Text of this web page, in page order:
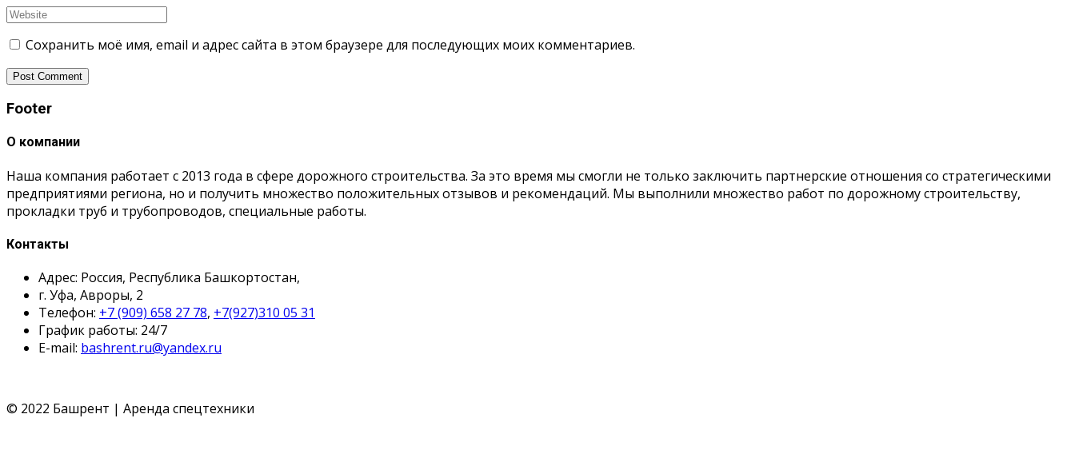
Сохранить моё имя, email и адрес сайта в этом браузере для последующих моих комментариев.
Footer
О компании
Наша компания работает с 2013 года в сфере дорожного строительства. За это время мы смогли не только заключить партнерские отношения со стратегическими
предприятиями региона, но и получить множество положительных отзывов и рекомендаций. Мы выполнили множество работ по дорожному строительству,
прокладки труб и трубопроводов, специальные работы.
Контакты
Адрес: Россия, Республика Башкортостан,
г. Уфа, Авроры, 2
Телефон: +7 (909) 658 27 78, +7(927)310 05 31
График работы: 24/7
E-mail: bashrent.ru@yandex.ru
© 2022 Башрент | Аренда спецтехники